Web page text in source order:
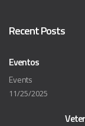
Recent Posts
Eventos
Events
11/25/2025